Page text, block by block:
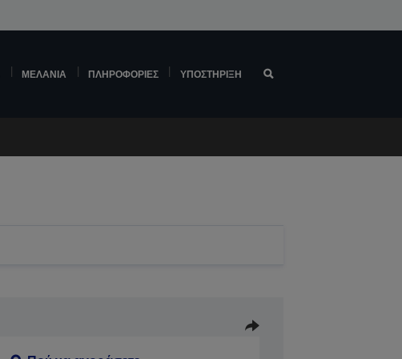
ΜΕΛΆΝΙΑ ΠΛΗΡΟΦΟΡΊΕΣ ΥΠΟΣΤΉΡΙΞΗ